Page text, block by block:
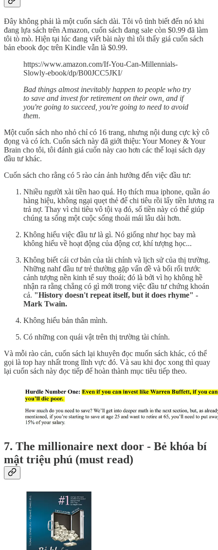
Đây không phải là một cuốn sách dài. Tôi vô tình biết đến nó khi
đang lựa sách trên Amazon, cuốn sách đang sale còn $0.99 đã làm
tôi tò mò. Hiện tại lúc đang viết bài này thì tôi thấy giá cuốn sách
bản ebook đọc trên Kindle vẫn là $0.99.
https://www.amazon.com/If-You-Can-Millennials-
Slowly-ebook/dp/B00JCC5JKI/
Bad things almost inevitably happen to people who try
to save and invest for retirement on their own, and if
you're going to succeed, you're going to need to avoid
them.
Một cuốn sách nho nhỏ chỉ có 16 trang, nhưng nội dung cực kỳ cô
đọng và có ích. Cuốn sách này đã giới thiệu: Your Money & Your
Brain cho tôi, tôi đánh giá cuốn này cao hơn các thể loại sách dạy
đầu tư khác.
Cuốn sách cho rằng có 5 rào cản ảnh hưởng đến việc đầu tư:
Nhiều người xài tiền hao quá. Họ thích mua iphone, quần áo
hàng hiệu, không ngại quẹt thẻ để chi tiêu rồi lấy tiền lương ra
trả nợ. Thay vì chi tiêu vô tội vạ đó, số tiền này có thể giúp
chúng ta sống một cuộc sống thoải mái lâu dài hơn.
Không hiểu việc đầu tư là gì. Nó giống như học bay mà
không hiểu về hoạt động của động cơ, khí tượng học...
Không biết cái cơ bản của tài chính và lịch sử của thị trường.
Những nahf đầu tư trẻ thường gặp vấn đề và bối rối trước
cảnh tượng nền kinh tế suy thoái; đó là bởi vì họ không hề
nhận ra rằng chẳng có gì mới trong việc đầu tư chứng khoán
cả. "History doesn't repeat itself, but it does rhyme" -
Mark Twain.
Không hiểu bản thân mình.
Có những con quái vật trên thị trường tài chính.
Và mỗi rào cản, cuốn sách lại khuyên đọc muốn sách khác, có thể
gọi là top hay nhất trong lĩnh vực đó. Và sau khi đọc xong thì quay
lại cuốn sách này đọc tiếp để hoàn thành mục tiêu tiếp theo.
7. The millionaire next door - Bẻ khóa bí
mật triệu phú (must read)